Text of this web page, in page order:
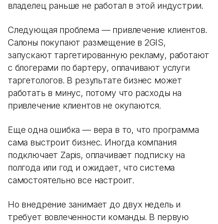
владелец раньше не работал в этой индустрии.
Следующая проблема — привлечение клиентов.
Салоны покупают размещение в 2GIS,
запускают таргетированную рекламу, работают
с блогерами по бартеру, оплачивают услуги
таргетологов. В результате бизнес может
работать в минус, потому что расходы на
привлечение клиентов не окупаются.
Еще одна ошибка — вера в то, что программа
сама выстроит бизнес. Иногда компания
подключает Zapis, оплачивает подписку на
полгода или год и ожидает, что система
самостоятельно все настроит.
Но внедрение занимает до двух недель и
требует вовлеченности команды. В первую